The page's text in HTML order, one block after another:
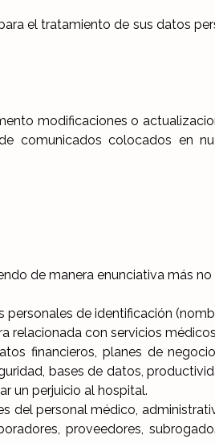
el tratamiento de sus datos
modificaciones o
comunicados colocados en
de manera enunciativa más
personales de identificación
relacionada con servicios
financieros, planes de
bases de datos,
un perjuicio al hospital.
del personal médico,
proveedores,